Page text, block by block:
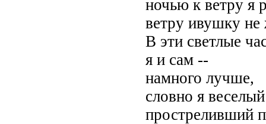
ночью к ветру я
ветру ивушку не
В эти светлые
я и сам --
намного лучше,
словно я
простреливший